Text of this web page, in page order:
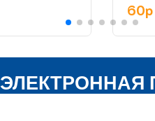
60p
ЭЛЕКТРОННАЯ